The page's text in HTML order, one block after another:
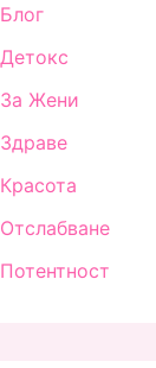
Блог
Детокс
За Жени
Здраве
Красота
Отслабване
Потентност